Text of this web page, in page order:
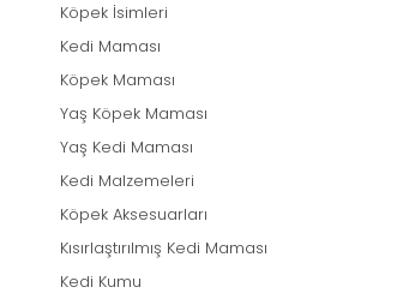
Köpek İsimleri
Kedi Maması
Köpek Maması
Yaş Köpek Maması
Yaş Kedi Maması
Kedi Malzemeleri
Köpek Aksesuarları
Kısırlaştırılmış Kedi Maması
Kedi Kumu